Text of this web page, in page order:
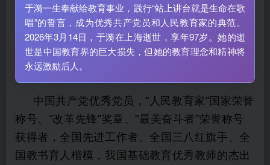
于漪一生奉献给教育事业，践行“站上讲台就是生命在歌
唱”的誓言，成为优秀共产党员和人民教育家的典范。
2026年3月14日，于漪在上海逝世，享年97岁。她的逝
世是中国教育界的巨大损失，但她的教育理念和精神将
永远激励后人。
中国共产党优秀党员，“人民教育家”国家荣誉
称号、“改革先锋”奖章、“最美奋斗者”荣誉称号
获得者，全国先进工作者、全国三八红旗手、全
国教书育人楷模，我国基础教育优秀教师的杰出